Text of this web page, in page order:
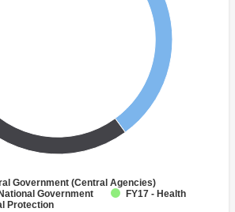
Government (Central Agencies)
Government
FY17 - Health
Protection